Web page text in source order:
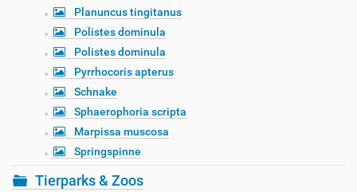
Planuncus tingitanus
Polistes dominula
Polistes dominula
Pyrrhocoris apterus
Schnake
Sphaerophoria scripta
Marpissa muscosa
Springspinne
Tierparks & Zoos